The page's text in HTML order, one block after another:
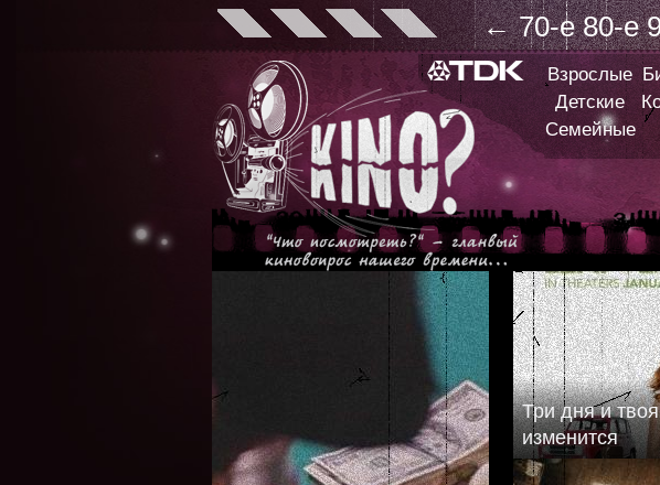
← 70-е 80-е
Взрослые
Детские
Семейные
Три дня и
изменится